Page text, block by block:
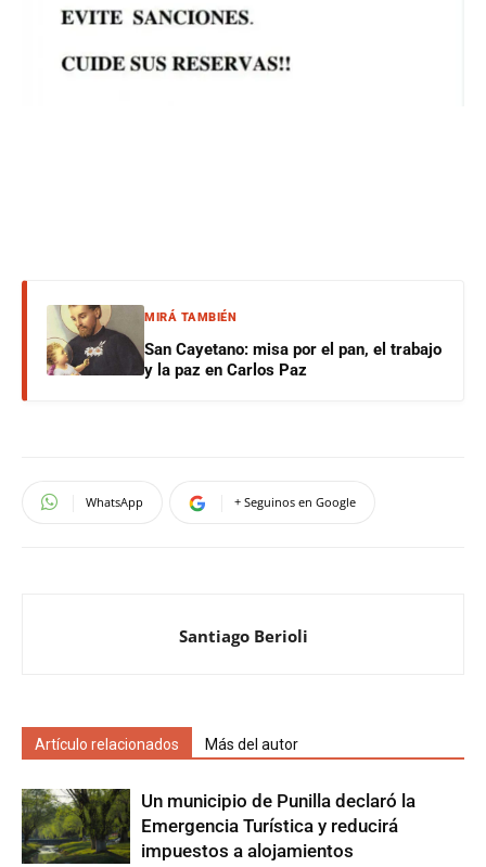
MIRÁ TAMBIÉN
San Cayetano: misa por el pan, el trabajo
y la paz en Carlos Paz
WhatsApp + Seguinos en Google
Santiago Berioli
Artículo relacionados Más del autor
Un municipio de Punilla declaró la
Emergencia Turística y reducirá
impuestos a alojamientos